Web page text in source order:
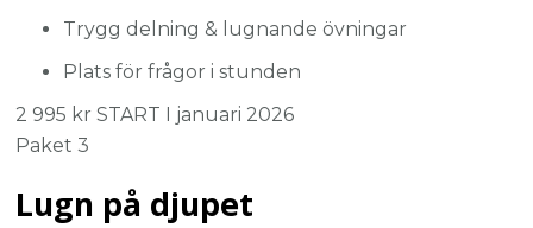
Trygg delning & lugnande övningar
Plats för frågor i stunden
2 995 kr START I januari 2026
Paket 3
Lugn på djupet